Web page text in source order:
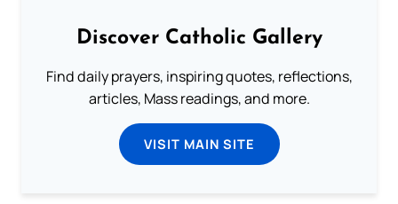
Discover Catholic Gallery
Find daily prayers, inspiring quotes, reflections,
articles, Mass readings, and more.
VISIT MAIN SITE